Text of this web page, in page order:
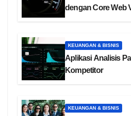
dengan Core Web
KEUANGAN & BISNIS
Aplikasi Analisis
Kompetitor
KEUANGAN & BISNIS